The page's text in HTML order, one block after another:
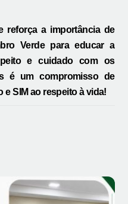
reforça a importância de
Verde para educar a
e cuidado com os
é um compromisso de
SIM ao respeito à vida!